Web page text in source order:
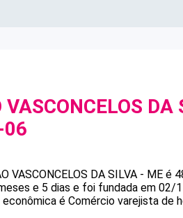
DA
VASCONCELOS DA SILVA - ME é
e 5 dias e foi fundada em 02/
é Comércio varejista de